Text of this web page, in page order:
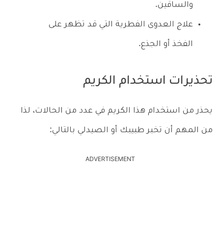
والساقين.
علاج العدوى الفطرية التي قد تظهر على
الفخذ أو الجذع.
تحذيرات استخدام الكريم
يحذر من استخدام هذا الكريم في عدد من الحالات، لذا
من المهم أن تخبر طبيبك أو الصيدلي بالتالي:
ADVERTISEMENT